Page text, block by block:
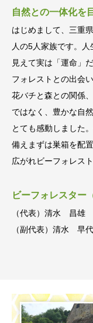
自然との一体化を
はじめまして、三重
人の5人家族です。
見えて実は「運命」
フォレストとの出会
花バチと森との関係
ではなく、豊かな自
とても感動しました
備えまずは巣箱を配
広がれビーフォレスト
ビーフォレスター
（代表）清水 昌雄
（副代表）清水 早代